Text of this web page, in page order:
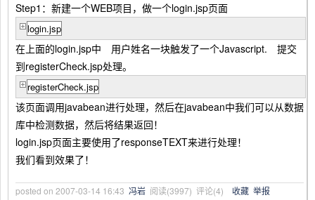
Step1：新建一个WEB项目，做一个login.jsp页面
login.jsp
在上面的login.jsp中 用户姓名一块触发了一个Javascript. 提交
到registerCheck.jsp处理。
registerCheck.jsp
该页面调用javabean进行处理，然后在javabean中我们可以从数据
库中检测数据，然后将结果返回！
login.jsp页面主要使用了responseTEXT来进行处理！
我们看到效果了！
posted on 2007-03-14 16:43 冯岩 阅读(3997) 评论(4) 收藏 举报